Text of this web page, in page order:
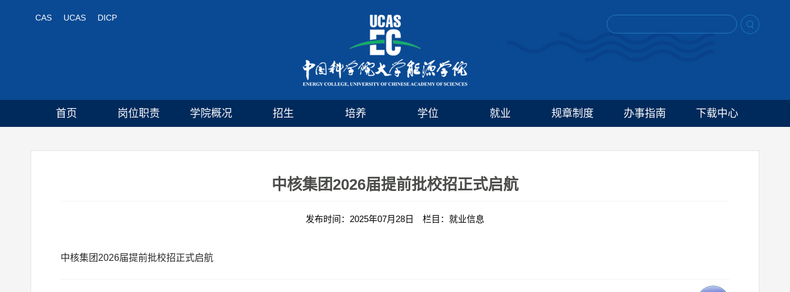
CAS UCAS DICP
首页 岗位职责 学院概况 招生 培养 学位 就业 规章制度 办事指南 下载中心
中核集团2026届提前批校招正式启航
发布时间：2025年07月28日 栏目：就业信息
中核集团2026届提前批校招正式启航